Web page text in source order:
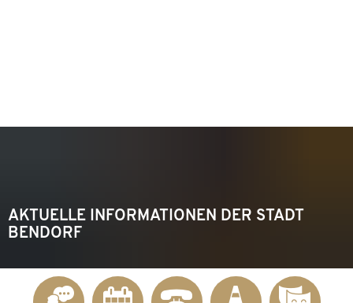
AKTUELLE INFORMATIONEN DER STADT
BENDORF